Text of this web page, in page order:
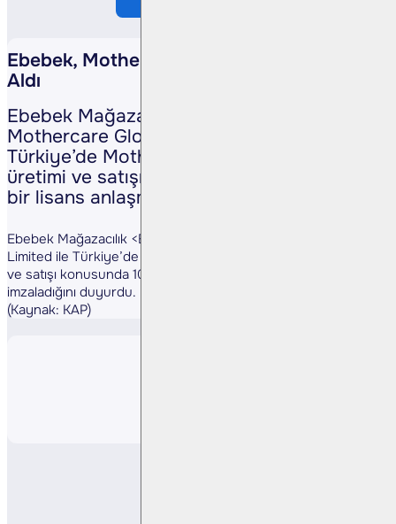
Ebebek, Mothercare Ürünlerinin Lisansını
Aldı
Ebebek Mağazacılık <EBEBK TI>,
Mothercare Global Brand Limited ile
Türkiye’de Mothercare ürünlerinin lisanslı
üretimi ve satışı konusunda 10 yıl süreli
bir lisans anlaşması imzaladığını duyurdu.
Ebebek Mağazacılık <EBEBK TI>, Mothercare Global Brand
Limited ile Türkiye’de Mothercare ürünlerinin lisanslı üretimi
ve satışı konusunda 10 yıl süreli bir lisans anlaşması
imzaladığını duyurdu.
(Kaynak: KAP)